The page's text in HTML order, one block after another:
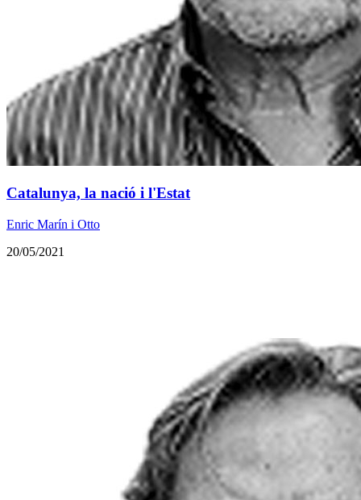
Catalunya, la nació i l'Estat
Enric Marín i Otto
20/05/2021